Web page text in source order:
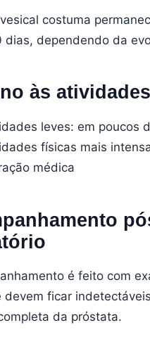
costuma
dias, dependendo da
às atividades
leves: em poucos
físicas mais
médica
é feito com
devem ficar
da próstata.